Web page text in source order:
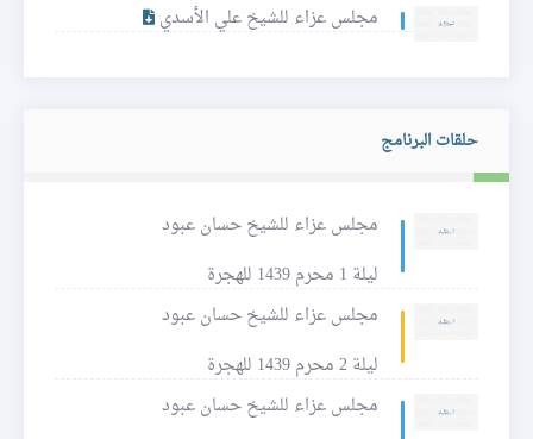
مجلس عزاء للشيخ علي الأسدي
حلقات البرنامج
مجلس عزاء للشيخ حسان عبود
ليلة 1 محرم 1439 للهجرة
مجلس عزاء للشيخ حسان عبود
ليلة 2 محرم 1439 للهجرة
مجلس عزاء للشيخ حسان عبود